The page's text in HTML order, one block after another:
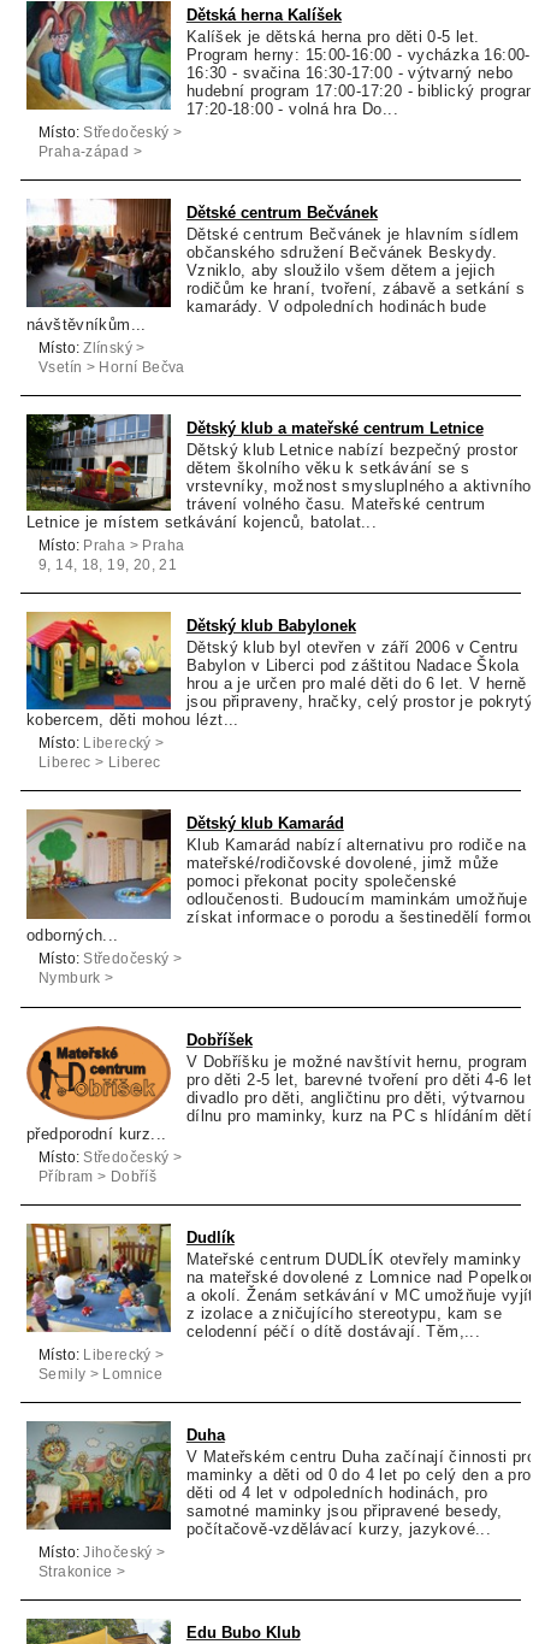
Dětská herna Kalíšek
Kalíšek je dětská herna pro děti 0-5 let.
Program herny: 15:00-16:00 - vycházka 16:00-
16:30 - svačina 16:30-17:00 - výtvarný nebo
hudební program 17:00-17:20 - biblický program
17:20-18:00 - volná hra Do...
Místo: Středočeský >
Praha-západ >
Dětské centrum Bečvánek
Dětské centrum Bečvánek je hlavním sídlem
občanského sdružení Bečvánek Beskydy.
Vzniklo, aby sloužilo všem dětem a jejich
rodičům ke hraní, tvoření, zábavě a setkání s
kamarády. V odpoledních hodinách bude
návštěvníkům...
Místo: Zlínský >
Vsetín > Horní Bečva
Dětský klub a mateřské centrum Letnice
Dětský klub Letnice nabízí bezpečný prostor
dětem školního věku k setkávání se s
vrstevníky, možnost smysluplného a aktivního
trávení volného času. Mateřské centrum
Letnice je místem setkávání kojenců, batolat...
Místo: Praha > Praha
9, 14, 18, 19, 20, 21
Dětský klub Babylonek
Dětský klub byl otevřen v září 2006 v Centru
Babylon v Liberci pod záštitou Nadace Škola
hrou a je určen pro malé děti do 6 let. V herně
jsou připraveny, hračky, celý prostor je pokrytý
kobercem, děti mohou lézt...
Místo: Liberecký >
Liberec > Liberec
Dětský klub Kamarád
Klub Kamarád nabízí alternativu pro rodiče na
mateřské/rodičovské dovolené, jimž může
pomoci překonat pocity společenské
odloučenosti. Budoucím maminkám umožňuje
získat informace o porodu a šestinedělí formou
odborných...
Místo: Středočeský >
Nymburk >
Dobříšek
V Dobříšku je možné navštívit hernu, program
pro děti 2-5 let, barevné tvoření pro děti 4-6 let,
divadlo pro děti, angličtinu pro děti, výtvarnou
dílnu pro maminky, kurz na PC s hlídáním dětí,
předporodní kurz...
Místo: Středočeský >
Příbram > Dobříš
Dudlík
Mateřské centrum DUDLÍK otevřely maminky
na mateřské dovolené z Lomnice nad Popelkou
a okolí. Ženám setkávání v MC umožňuje vyjít
z izolace a zničujícího stereotypu, kam se
celodenní péčí o dítě dostávají. Těm,...
Místo:
Liberecký >
Semily > Lomnice
Duha
V Mateřském centru Duha začínají činnosti pro
maminky a děti od 0 do 4 let po celý den a pro
děti od 4 let v odpoledních hodinách, pro
samotné maminky jsou připravené besedy,
počítačově-vzdělávací kurzy, jazykové...
Místo: Jihočeský >
Strakonice >
Edu Bubo Klub